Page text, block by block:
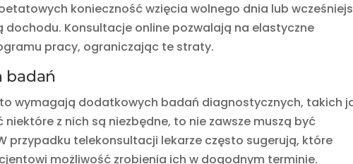
konieczność wzięcia wolnego dnia lub
dochodu. Konsultacje online pozwalają na elastyczne
pracy, ograniczając te straty.
badań
wymagają dodatkowych badań diagnostycznych, takich
niektóre z nich są niezbędne, to nie zawsze muszą być
przypadku telekonsultacji lekarze często sugerują, które
możliwość zrobienia ich w dogodnym terminie.